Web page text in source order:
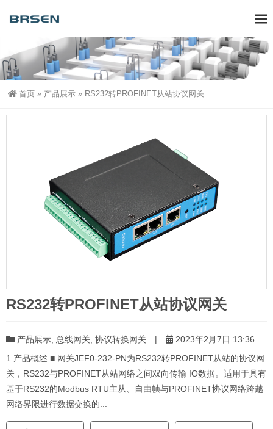
首页 » 产品展示 » RS232转PROFINET从站协议网关
RS232转PROFINET从站协议网关
产品展示 总线网关 协议转换网关 |
2023年2月7日 13:36
1 产品概述 ■ 网关JEF0-232-PN为RS232转PROFINET从站的协议网
关，RS232与PROFINET从站网络之间双向传输 IO数据。适用于具有
基于RS232的Modbus RTU主从、自由帧与PROFINET协议网络跨越
网络界限进行数据交换的...